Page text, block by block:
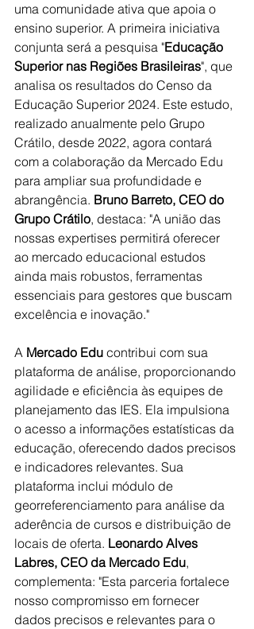
uma comunidade ativa que apoia o
ensino superior. A primeira iniciativa
conjunta será a pesquisa "Educação
Superior nas Regiões Brasileiras", que
analisa os resultados do Censo da
Educação Superior 2024. Este estudo,
realizado anualmente pelo Grupo
Crátilo, desde 2022, agora contará
com a colaboração da Mercado Edu
para ampliar sua profundidade e
abrangência. Bruno Barreto, CEO do
Grupo Crátilo, destaca: "A união das
nossas expertises permitirá oferecer
ao mercado educacional estudos
ainda mais robustos, ferramentas
essenciais para gestores que buscam
excelência e inovação."
A Mercado Edu contribui com sua
plataforma de análise, proporcionando
agilidade e eficiência às equipes de
planejamento das IES. Ela impulsiona
o acesso a informações estatísticas da
educação, oferecendo dados precisos
e indicadores relevantes. Sua
plataforma inclui módulo de
georreferenciamento para análise da
aderência de cursos e distribuição de
locais de oferta. Leonardo Alves
Labres, CEO da Mercado Edu,
complementa: "Esta parceria fortalece
nosso compromisso em fornecer
dados precisos e relevantes para o